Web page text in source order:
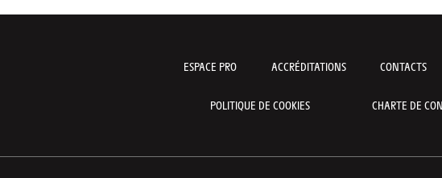
ESPACE PRO ACCRÉDITATIONS CONTACTS
POLITIQUE DE COOKIES CHARTE DE